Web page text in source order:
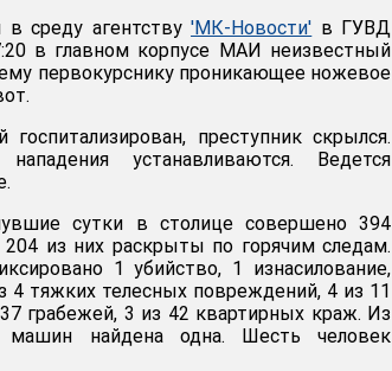
в среду агентству'МК-Новости' в ГУВД
в главном корпусе МАИ неизвестный
первокурснику проникающее ножевое
госпитализирован, преступник скрылся.
нападения устанавливаются. Ведется
сутки в столице совершено 394
204 из них раскрыты по горячим следам.
1 убийство, 1 изнасилование,
4 тяжких телесных повреждений, 4 из 11
грабежей, 3 из 42 квартирных краж. Из
машин найдена одна. Шесть человек